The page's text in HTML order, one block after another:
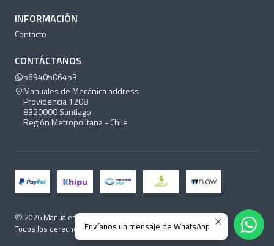
INFORMACIÓN
Contacto
CONTÁCTANOS
56940506453
Manuales de Mecánica address
Providencia 1208
8320000 Santiago
Región Metropolitana - Chile
2026 Manuales de Mecánica.
Todos los derechos reservados. Desarrollado por Jumpseller
Envíanos un mensaje de WhatsApp